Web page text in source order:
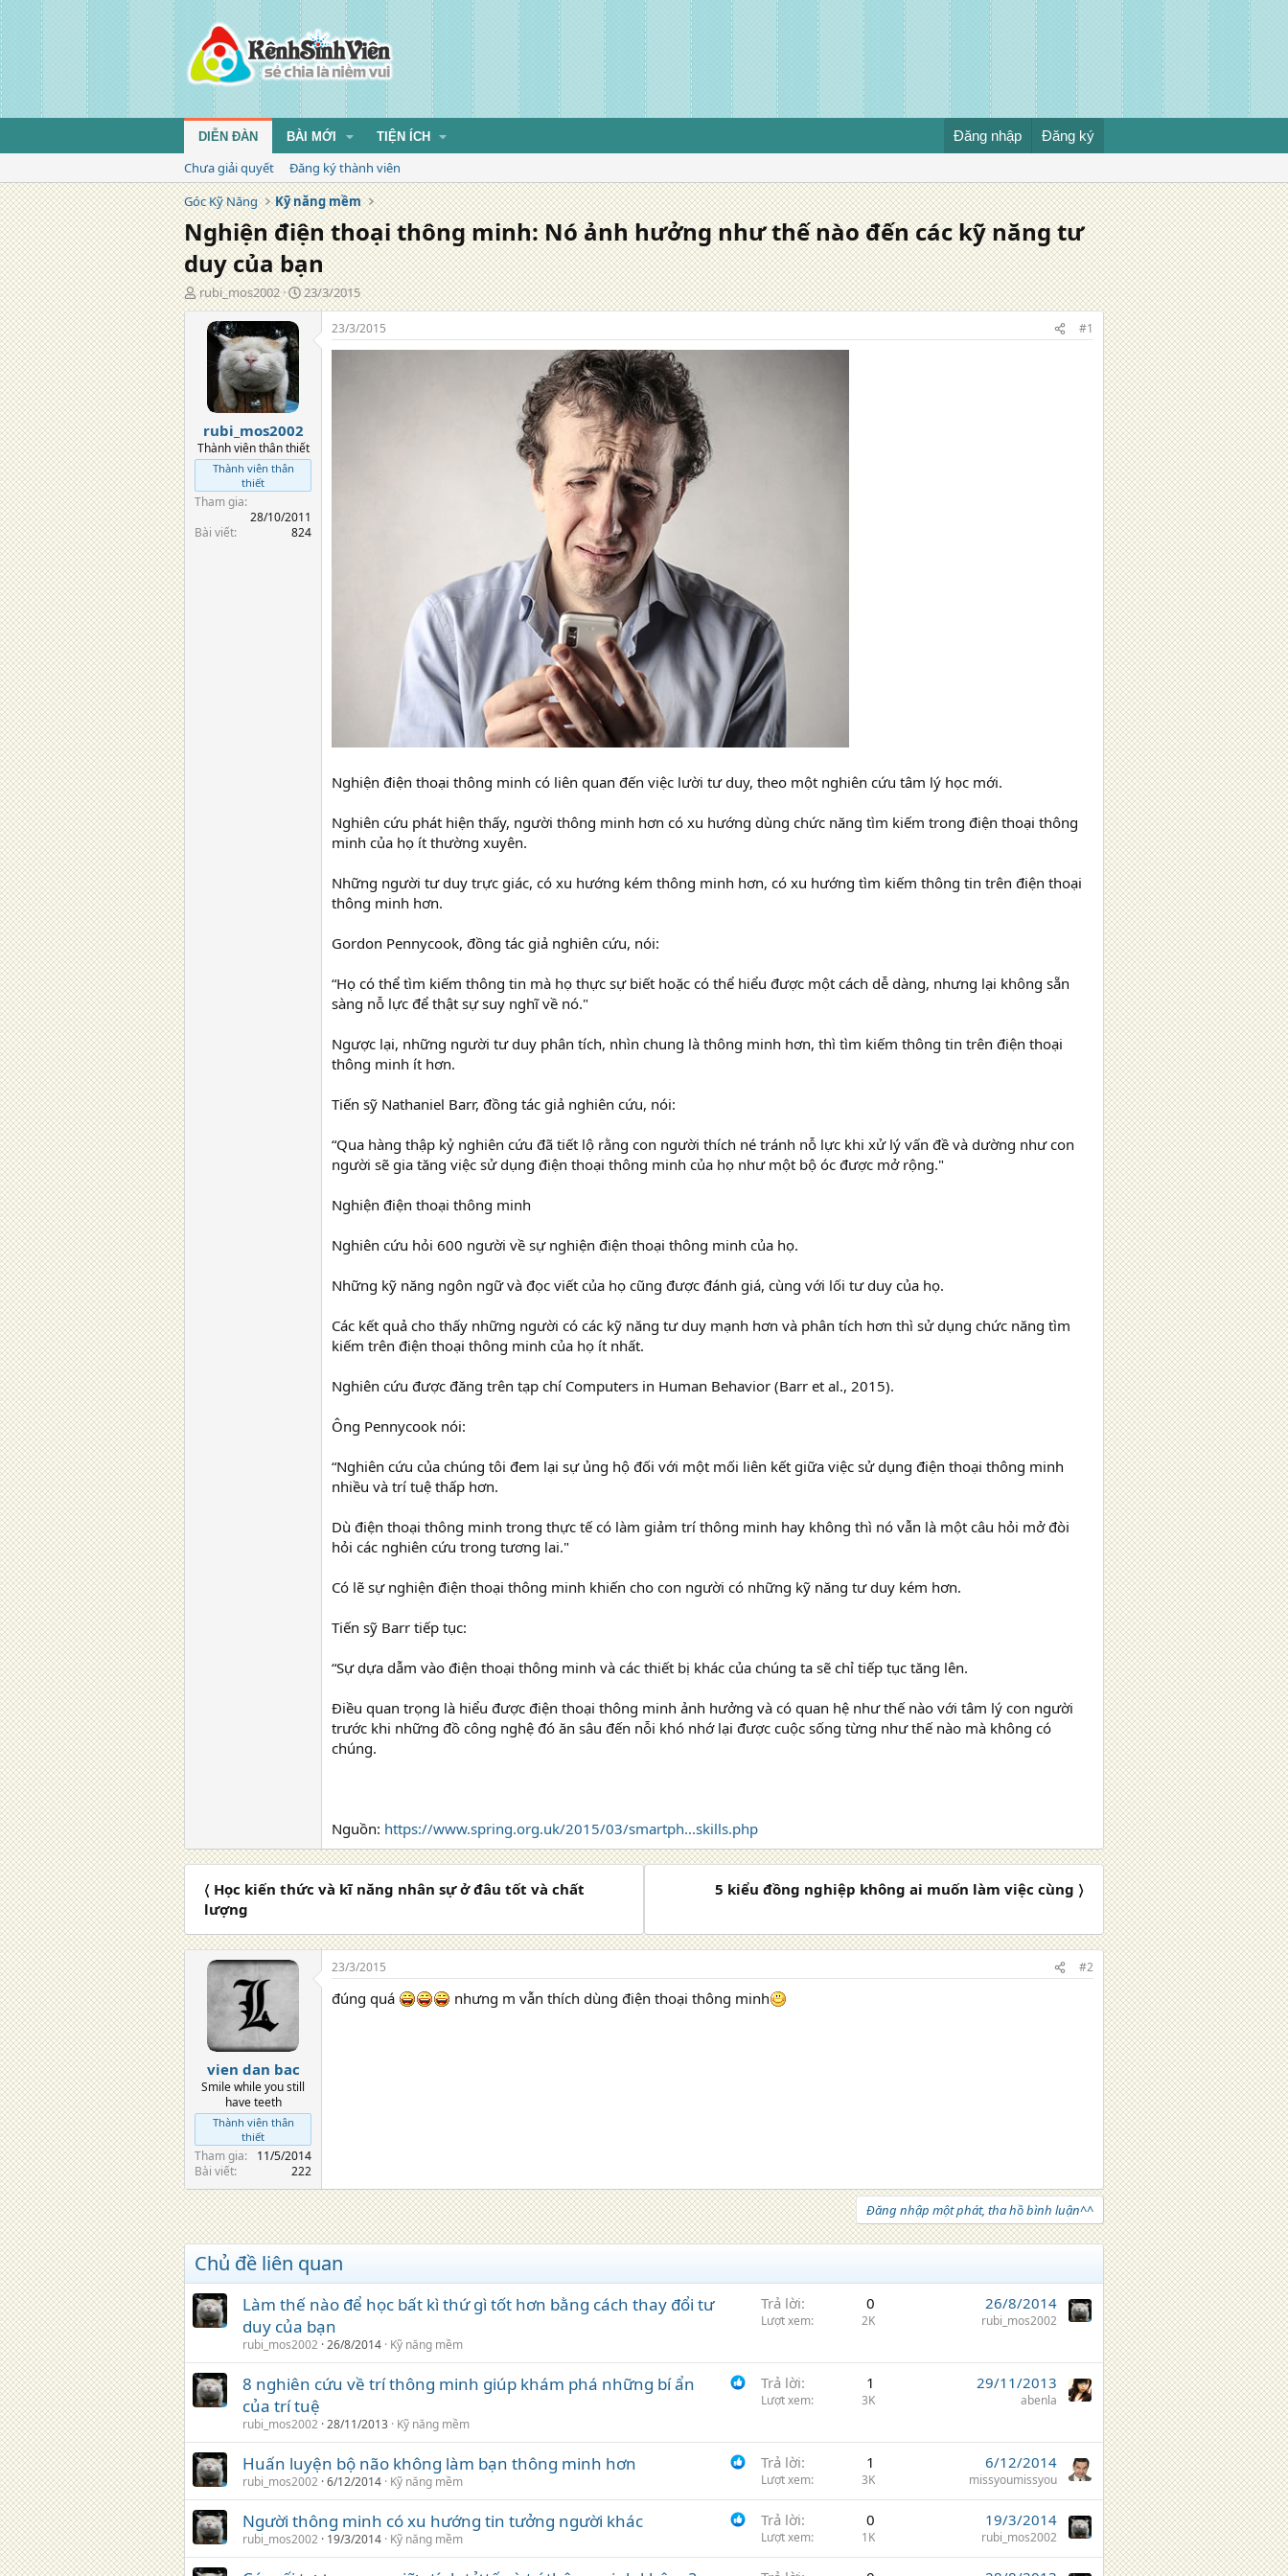
DIỄN ĐÀN BÀI MỚI TIỆN ÍCH Đăng nhập Đăng ký
Chưa giải quyết
Đăng ký thành viên
Góc Kỹ Năng
Kỹ năng mềm
Nghiện điện thoại thông minh: Nó ảnh hưởng như thế nào đến các kỹ năng tư
duy của bạn
T
á
rubi_mos2002
N
g
23/3/2015
rubi_mos2002
Thành viên thân thiết
Thành viên thân
thiết
Tham gia
28/10/2011
Bài viết
824
23/3/2015 #1
Nghiện điện thoại thông minh có liên quan đến việc lười tư duy, theo một nghiên cứu tâm lý học mới.
Nghiên cứu phát hiện thấy, người thông minh hơn có xu hướng dùng chức năng tìm kiếm trong điện thoại thông
minh của họ ít thường xuyên.
Những người tư duy trực giác, có xu hướng kém thông minh hơn, có xu hướng tìm kiếm thông tin trên điện thoại
thông minh hơn.
Gordon Pennycook, đồng tác giả nghiên cứu, nói:
“Họ có thể tìm kiếm thông tin mà họ thực sự biết hoặc có thể hiểu được một cách dễ dàng, nhưng lại không sẵn
sàng nỗ lực để thật sự suy nghĩ về nó."
Ngược lại, những người tư duy phân tích, nhìn chung là thông minh hơn, thì tìm kiếm thông tin trên điện thoại
thông minh ít hơn.
Tiến sỹ Nathaniel Barr, đồng tác giả nghiên cứu, nói:
“Qua hàng thập kỷ nghiên cứu đã tiết lộ rằng con người thích né tránh nỗ lực khi xử lý vấn đề và dường như con
người sẽ gia tăng việc sử dụng điện thoại thông minh của họ như một bộ óc được mở rộng."
Nghiện điện thoại thông minh
Nghiên cứu hỏi 600 người về sự nghiện điện thoại thông minh của họ.
Những kỹ năng ngôn ngữ và đọc viết của họ cũng được đánh giá, cùng với lối tư duy của họ.
Các kết quả cho thấy những người có các kỹ năng tư duy mạnh hơn và phân tích hơn thì sử dụng chức năng tìm
kiếm trên điện thoại thông minh của họ ít nhất.
Nghiên cứu được đăng trên tạp chí Computers in Human Behavior (Barr et al., 2015).
Ông Pennycook nói:
“Nghiên cứu của chúng tôi đem lại sự ủng hộ đối với một mối liên kết giữa việc sử dụng điện thoại thông minh
nhiều và trí tuệ thấp hơn.
Dù điện thoại thông minh trong thực tế có làm giảm trí thông minh hay không thì nó vẫn là một câu hỏi mở đòi
hỏi các nghiên cứu trong tương lai."
Có lẽ sự nghiện điện thoại thông minh khiến cho con người có những kỹ năng tư duy kém hơn.
Tiến sỹ Barr tiếp tục:
“Sự dựa dẫm vào điện thoại thông minh và các thiết bị khác của chúng ta sẽ chỉ tiếp tục tăng lên.
Điều quan trọng là hiểu được điện thoại thông minh ảnh hưởng và có quan hệ như thế nào với tâm lý con người
trước khi những đồ công nghệ đó ăn sâu đến nỗi khó nhớ lại được cuộc sống từng như thế nào mà không có
chúng.
Nguồn: https://www.spring.org.uk/2015/03/smartph...skills.php
〈 Học kiến thức và kĩ năng nhân sự ở đâu tốt và chất
lượng
5 kiểu đồng nghiệp không ai muốn làm việc cùng 〉
vien dan bac
Smile while you still
have teeth
Thành viên thân
thiết
Tham gia
11/5/2014
Bài viết
222
23/3/2015 #2
đúng quá nhưng m vẫn thích dùng điện thoại thông minh
Đăng nhập một phát, tha hồ bình luận^^
Chủ đề liên quan
Làm thế nào để học bất kì thứ gì tốt hơn bằng cách thay đổi tư
duy của bạn
rubi_mos2002 26/8/2014 Kỹ năng mềm
Trả lời 0
Lượt xem 2K
26/8/2014
rubi_mos2002
8 nghiên cứu về trí thông minh giúp khám phá những bí ẩn
của trí tuệ
rubi_mos2002 28/11/2013 Kỹ năng mềm
Trả lời 1
Lượt xem 3K
29/11/2013
abenla
Huấn luyện bộ não không làm bạn thông minh hơn
rubi_mos2002 6/12/2014 Kỹ năng mềm
Trả lời 1
Lượt xem 3K
6/12/2014
missyoumissyou
Người thông minh có xu hướng tin tưởng người khác
rubi_mos2002 19/3/2014 Kỹ năng mềm
Trả lời 0
Lượt xem 1K
19/3/2014
rubi_mos2002